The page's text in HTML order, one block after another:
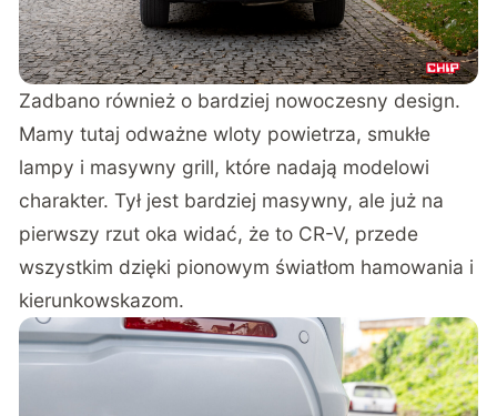
Zadbano również o bardziej nowoczesny design.
Mamy tutaj odważne wloty powietrza, smukłe
lampy i masywny grill, które nadają modelowi
charakter. Tył jest bardziej masywny, ale już na
pierwszy rzut oka widać, że to CR-V, przede
wszystkim dzięki pionowym światłom hamowania i
kierunkowskazom.